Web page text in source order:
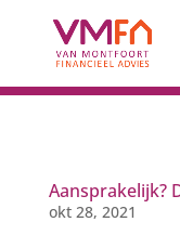
Aansprakelijk?
okt 28, 2021